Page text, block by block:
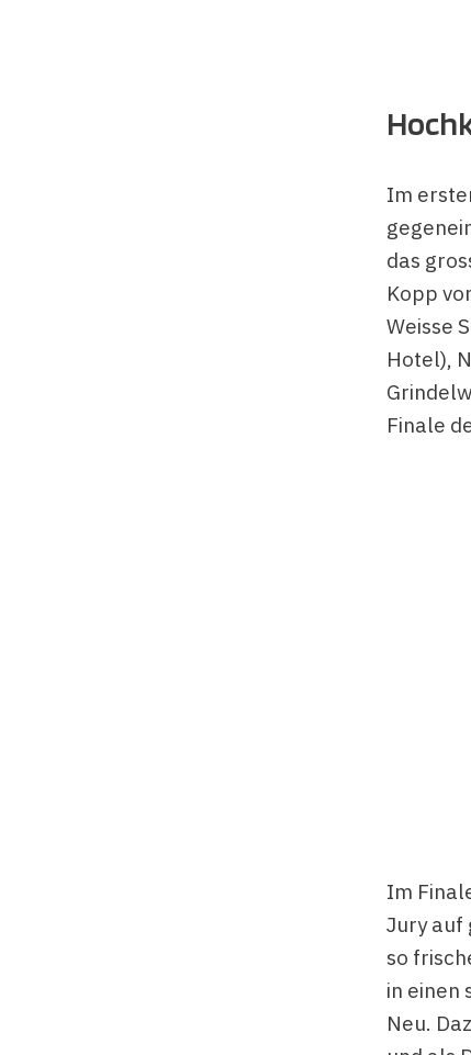
Im
das
Kopp
Weisse
Hotel),
Finale
Im
Jury auf
so
in einen
Neu.